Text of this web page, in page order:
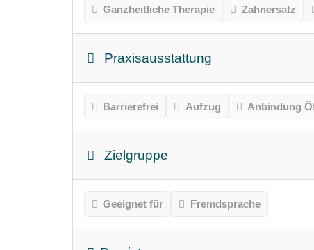
Ganzheitliche Therapie Zahnersatz
Praxisausstattung
Barrierefrei Aufzug Anbindung
Zielgruppe
Geeignet für Fremdsprache